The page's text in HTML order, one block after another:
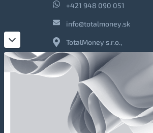
+421 948 090 051
info@totalmoney.sk
TotalMoney s.r.o.,
Levočská 866, Poprad,
-Reklama- Podmienky
osobných údajov-Cookies
Finančné sprostredkovanie-